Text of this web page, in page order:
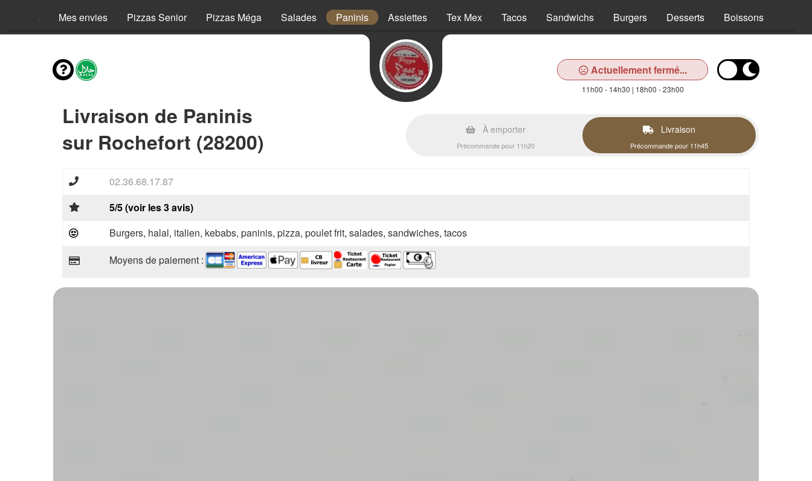
Menus Mes envies Pizzas Senior Pizzas Méga Salades Paninis Assiettes Tex Mex Tacos Sandwichs Burgers Desserts Boissons
Actuellement fermé...
11h00 - 14h30 | 18h00 - 23h00
Livraison de Paninis
sur Rochefort (28200)
À emporter
Précommande pour 11h20
Livraison
Précommande pour 11h45
02.36.68.17.87
5/5 (voir les 3 avis)
Burgers, halal, italien, kebabs, paninis, pizza, poulet frit, salades, sandwiches, tacos
Moyens de paiement :